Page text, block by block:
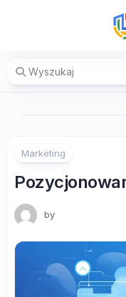
Marketing
by